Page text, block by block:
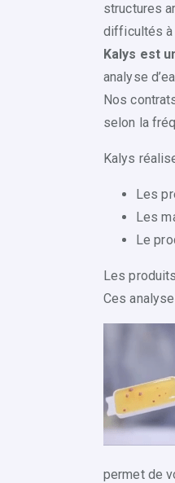
structures
difficultés à
Kalys est
analyse
Nos
selon la
Kalys
Les
Les
Le
Les
Ces
permet de